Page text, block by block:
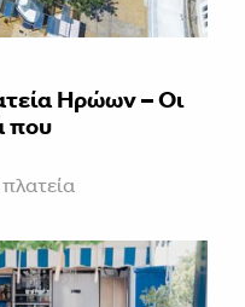
Ηρώων – Οι
που